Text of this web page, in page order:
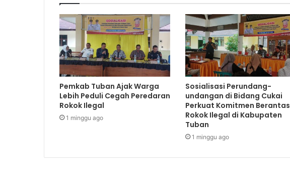
Pemkab Tuban Ajak Warga
Lebih Peduli Cegah Peredaran
Rokok Ilegal
1 minggu ago
Sosialisasi Perundang-
undangan di Bidang Cukai
Perkuat Komitmen Berantas
Rokok Ilegal di Kabupaten
Tuban
1 minggu ago